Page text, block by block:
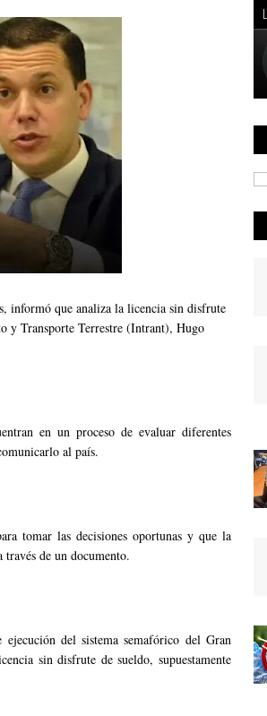
informó que analiza la licencia sin disfrute
y Transporte Terrestre (Intrant), Hugo
en un proceso de evaluar diferentes
al país.
tomar las decisiones oportunas y que la
de un documento.
ejecución del sistema semafórico del Gran
sin disfrute de sueldo, supuestamente